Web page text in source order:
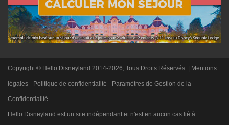
Copyright © Hello Disneyland 2014-2026, Tous Droits Réservés. | Mentions
légales - Politique de confidentialité - Paramètres de Gestion de la
Confidentialité
Hello Disneyland est un site indépendant et n'est en aucun cas lié à